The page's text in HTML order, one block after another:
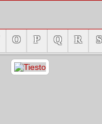
O P Q R S